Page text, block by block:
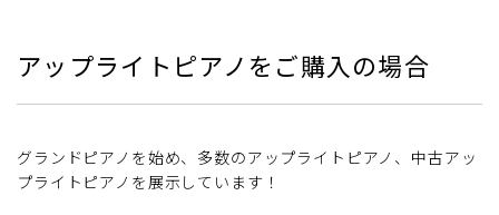
アップライトピアノをご購入の場合
グランドピアノを始め、多数のアップライトピアノ、中古アッ
プライトピアノを展示しています！